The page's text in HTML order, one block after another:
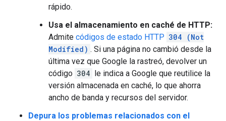
rápido.
Usa el almacenamiento en caché de HTTP:
Admite códigos de estado HTTP 304 (Not
Modified) . Si una página no cambió desde la
última vez que Google la rastreó, devolver un
código 304 le indica a Google que reutilice la
versión almacenada en caché, lo que ahorra
ancho de banda y recursos del servidor.
Depura los problemas relacionados con el